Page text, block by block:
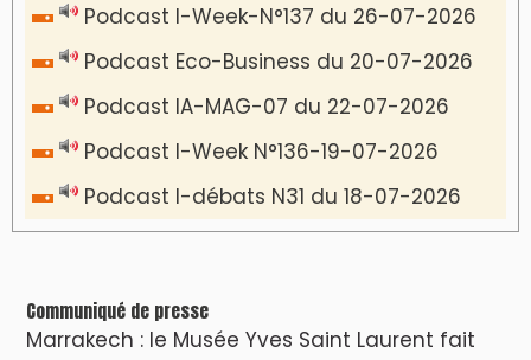
Podcast I-Week-N°137 du 26-07-2026
Podcast Eco-Business du 20-07-2026
Podcast IA-MAG-07 du 22-07-2026
Podcast I-Week N°136-19-07-2026
Podcast I-débats N31 du 18-07-2026
Communiqué de presse
Marrakech : le Musée Yves Saint Laurent fait